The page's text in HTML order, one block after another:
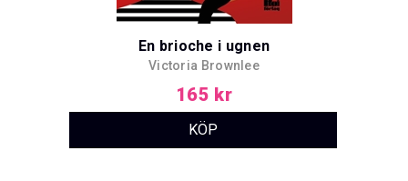
En brioche i ugnen
Victoria Brownlee
165 kr